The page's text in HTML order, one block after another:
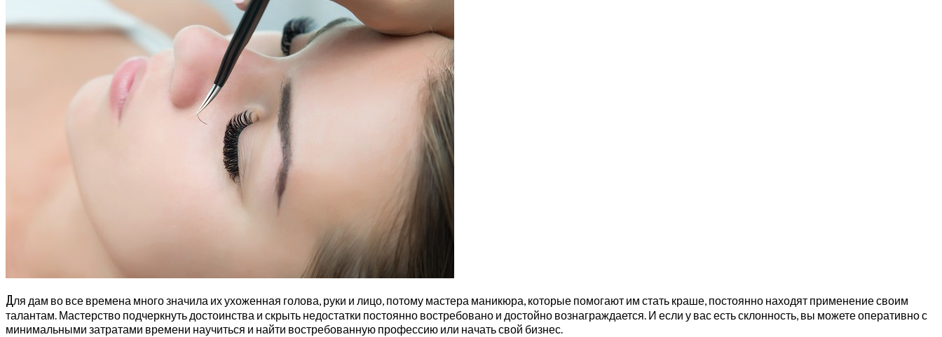
Для дам во все времена много значила их ухоженная голова, руки и лицо, потому мастера маникюра, которые помогают им стать краше, постоянно находят применение своим
талантам. Мастерство подчеркнуть достоинства и скрыть недостатки постоянно востребовано и достойно вознаграждается. И если у вас есть склонность, вы можете оперативно с
минимальными затратами времени научиться и найти востребованную профессию или начать свой бизнес.